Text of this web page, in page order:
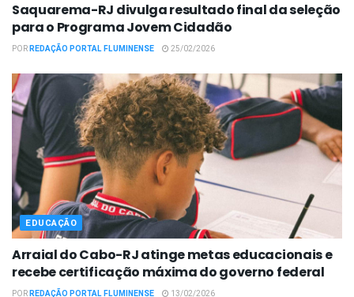
Saquarema-RJ divulga resultado final da seleção
para o Programa Jovem Cidadão
PORREDAÇÃO PORTAL FLUMINENSE 25/02/2026
EDUCAÇÃO
Arraial do Cabo-RJ atinge metas educacionais e
recebe certificação máxima do governo federal
PORREDAÇÃO PORTAL FLUMINENSE 13/02/2026